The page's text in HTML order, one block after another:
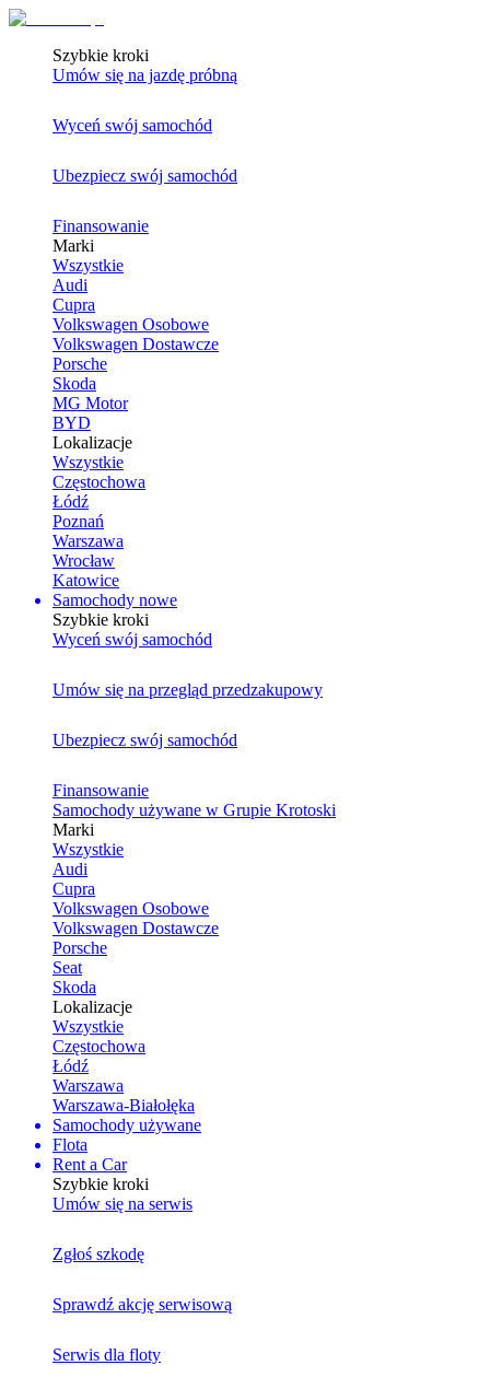
Szybkie kroki
Umów się na jazdę próbną
Wyceń swój samochód
Ubezpiecz swój samochód
Finansowanie
Marki
Wszystkie
Audi
Cupra
Volkswagen Osobowe
Volkswagen Dostawcze
Porsche
Skoda
MG Motor
BYD
Lokalizacje
Wszystkie
Częstochowa
Łódź
Poznań
Warszawa
Wrocław
Katowice
Samochody nowe
Szybkie kroki
Wyceń swój samochód
Umów się na przegląd przedzakupowy
Ubezpiecz swój samochód
Finansowanie
Samochody używane w Grupie Krotoski
Marki
Wszystkie
Audi
Cupra
Volkswagen Osobowe
Volkswagen Dostawcze
Porsche
Seat
Skoda
Lokalizacje
Wszystkie
Częstochowa
Łódź
Warszawa
Warszawa-Białołęka
Samochody używane
Flota
Rent a Car
Szybkie kroki
Umów się na serwis
Zgłoś szkodę
Sprawdź akcję serwisową
Serwis dla floty